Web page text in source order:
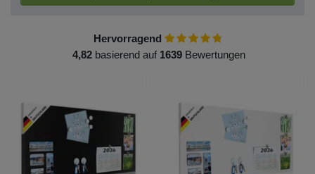
Hervorragend
4,82 basierend auf 1639 Bewertungen